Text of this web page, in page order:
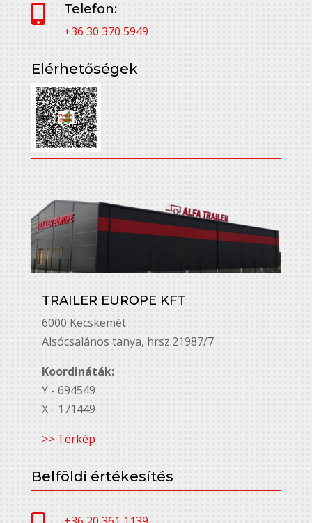

Telefon:
+36 30 370 5949
Elérhetőségek
TRAILER EUROPE KFT
6000 Kecskemét
Alsó￳csalános tanya, hrsz.21987/7
Koordináták:
Y - 694549
X - 171449
>> Térkép
Belföldi értékesítés